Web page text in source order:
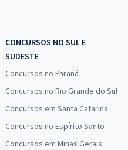
CONCURSOS NO SUL E
SUDESTE
Concursos no Paraná
Concursos no Rio Grande do Sul
Concursos em Santa Catarina
Concursos no Espírito Santo
Concursos em Minas Gerais